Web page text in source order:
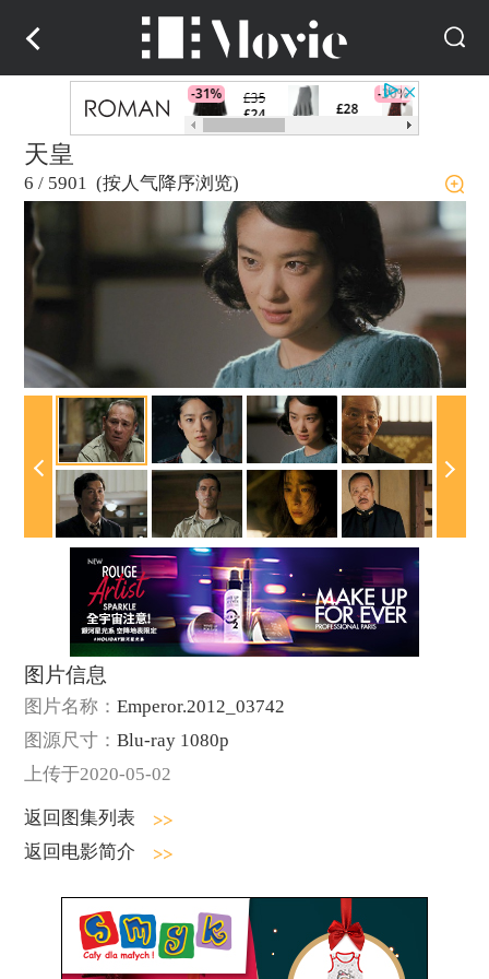
天皇
6 / 5901 (按人气降序浏览)
图片信息
图片名称： Emperor.2012_03742
图源尺寸： Blu-ray 1080p
上传于2020-05-02
返回图集列表
返回电影简介